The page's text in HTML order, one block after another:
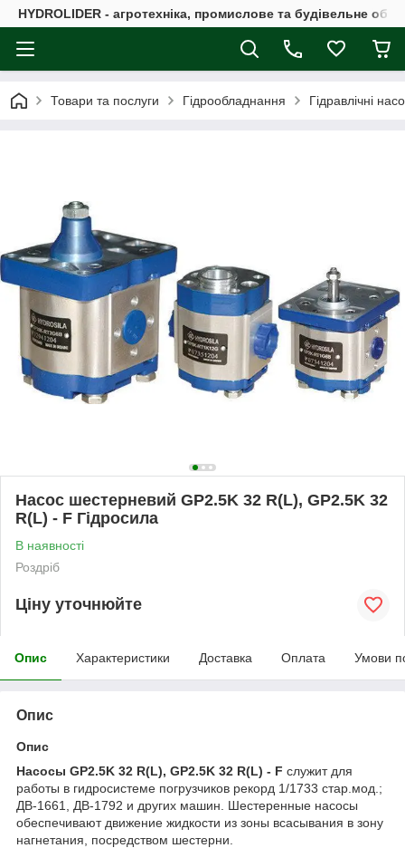
HYDROLIDER - агротехніка, промислове та будівельне
Товари та послуги Гідрообладнання Гідравлічні
Насос шестерневий GP2.5K 32 R(L), GP2.5K 32
R(L) - F Гідросила
В наявності
Роздріб
Ціну уточнюйте
Опис Характеристики Доставка Оплата Умови
Опис
Опис
Насосы GP2.5K 32 R(L), GP2.5K 32 R(L) - F служит для
работы в гидросистеме погрузчиков рекорд 1/1733 стар.мод.;
ДВ-1661, ДВ-1792 и других машин. Шестеренные насосы
обеспечивают движение жидкости из зоны всасывания в зону
нагнетания, посредством шестерни.